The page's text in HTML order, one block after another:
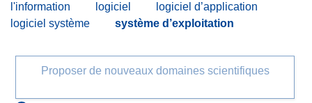
l'information
logiciel
logiciel d’application
logiciel système
système d’exploitation
Proposer de nouveaux domaines scientifiques